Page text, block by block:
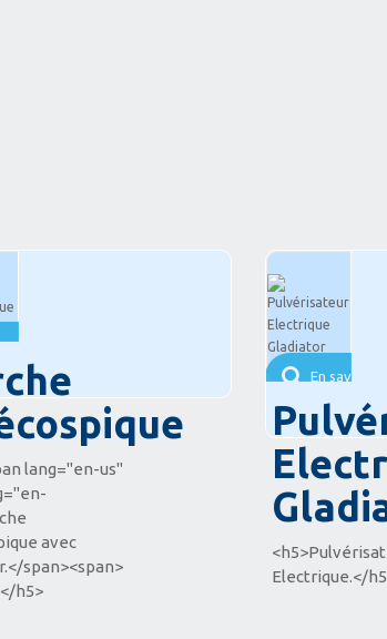
plus
lang="en-us"
avec
span><span>
h5>
En savoir
Electrique.</